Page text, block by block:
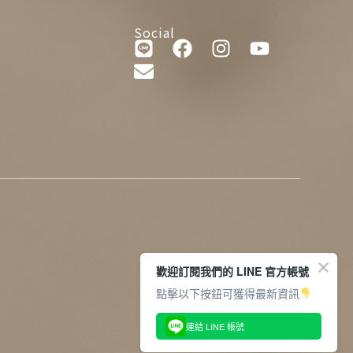
Social
歡迎訂閱我們的 LINE 官方帳號
點擊以下按鈕可獲得最新資訊
連結 LINE 帳號